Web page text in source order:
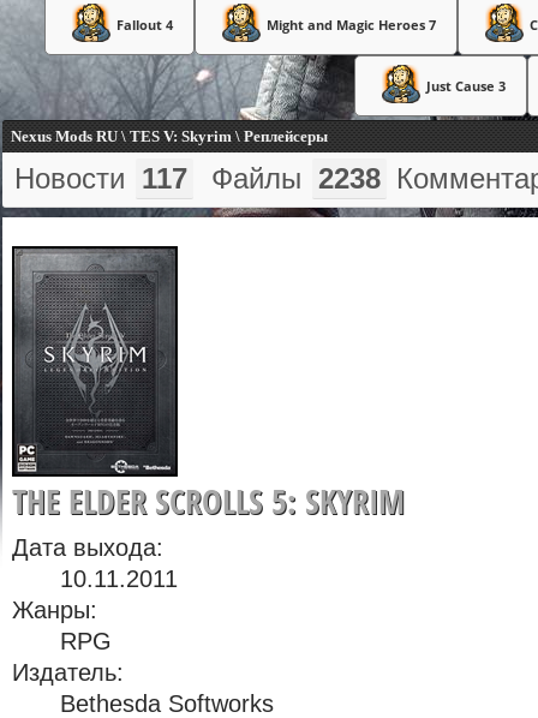
Fallout 4 Might and Magic Heroes 7
Just Cause 3
Nexus Mods RU \ TES V: Skyrim \ Реплейсеры
Новости 117 Файлы 2238
THE ELDER SCROLLS 5: SKYRIM
Дата выхода:
10.11.2011
Жанры:
RPG
Издатель:
Bethesda Softworks